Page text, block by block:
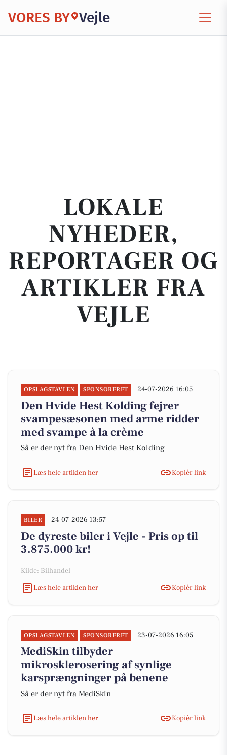
VORES BY Vejle
LOKALE
NYHEDER,
REPORTAGER OG
ARTIKLER FRA
VEJLE
OPSLAGSTAVLEN SPONSORERET 24-07-2026 16:05
Den Hvide Hest Kolding fejrer
svampesæsonen med arme ridder
med svampe à la crème
Så er der nyt fra Den Hvide Hest Kolding
Læs hele artiklen her Kopiér link
BILER 24-07-2026 13:57
De dyreste biler i Vejle - Pris op til
3.875.000 kr!
Kilde: Bilhandel
Læs hele artiklen her
Kopiér link
OPSLAGSTAVLEN SPONSORERET 23-07-2026 16:05
MediSkin tilbyder
mikrosklerosering af synlige
karsprængninger på benene
Så er der nyt fra MediSkin
Læs hele artiklen her Kopiér link